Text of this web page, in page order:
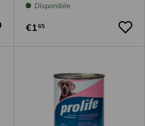
Disponibile
€165